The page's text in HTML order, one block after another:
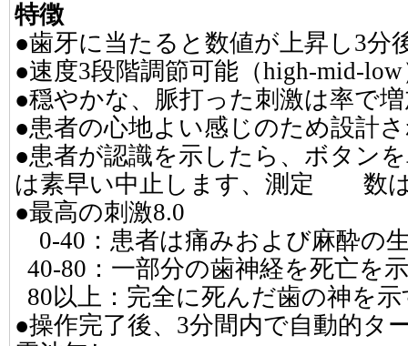
特徴
●歯牙に当たると数値が上昇し3分
●速度3段階調節可能（high-mid-low
●穏やかな、脈打った刺激は率で
●患者の心地よい感じのため設計
●患者が認識を示したら、ボタン
は素早い中止します、測定 数は
●最高の刺激8.0
0-40：患者は痛みおよび麻酔の
40-80：一部分の歯神経を死亡を
80以上：完全に死んだ歯の神を
●操作完了後、3分間内で自動的タ